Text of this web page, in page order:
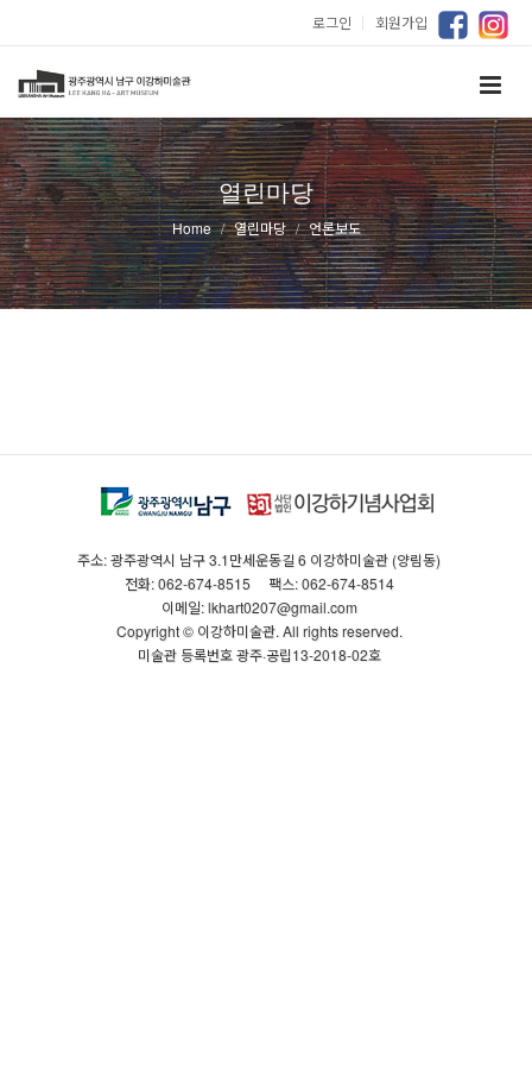
로그인 ｜ 회원가입
열린마당
Home 열린마당 언론보도
주소: 광주광역시 남구 3.1만세운동길 6 이강하미술관 (양림동)
전화: 062-674-8515
팩스: 062-674-8514
이메일: lkhart0207@gmail.com
Copyright © 이강하미술관. All rights reserved.
미술관 등록번호 광주·공립13-2018-02호